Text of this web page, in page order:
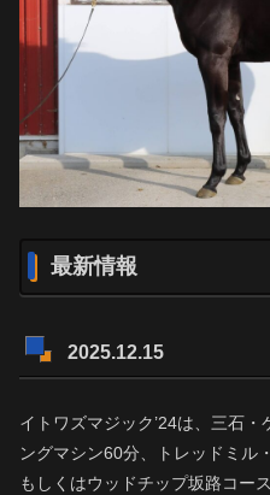
最新情報
2025.12.15
イトワズマジック’24は、三石
ングマシン60分、トレッドミ
もしくはウッドチップ坂路コー